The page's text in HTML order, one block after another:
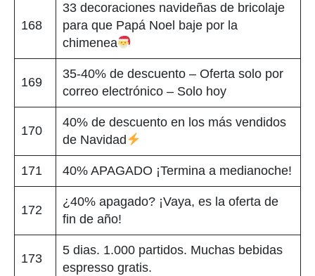
168
33 decoraciones navideñas de bricolaje
para que Papá Noel baje por la
chimenea
169
35-40% de descuento – Oferta solo por
correo electrónico – Solo hoy
170
40% de descuento en los más vendidos
de Navidad
171 40% APAGADO ¡Termina a medianoche!
172
¿40% apagado? ¡Vaya, es la oferta de
fin de año!
173
5 dias. 1.000 partidos. Muchas bebidas
espresso gratis.